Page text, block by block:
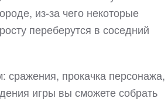
из-за чего некоторые
переберутся в соседний
сражения, прокачка персонажа,
игры вы сможете собрать